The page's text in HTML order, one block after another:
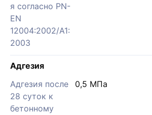
я согласно PN-
EN
12004:2002/A1:
2003
Адгезия
Адгезия после
28 суток к
бетонному
0,5 МПа